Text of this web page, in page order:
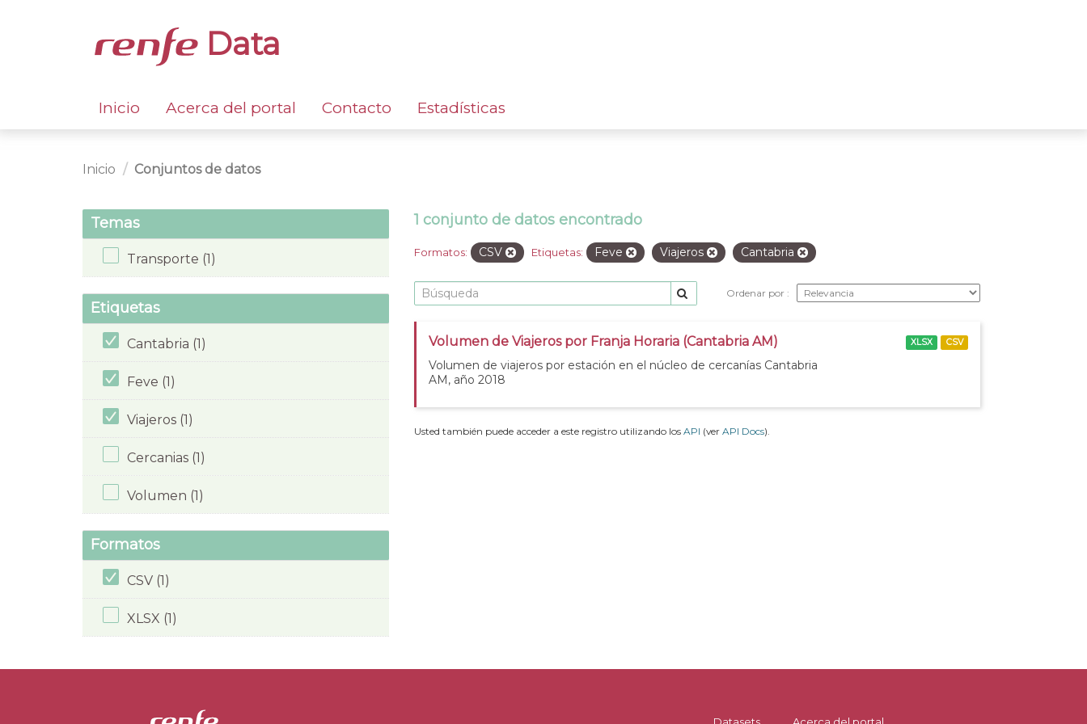
Data
Inicio Acerca del portal Contacto Estadísticas
Inicio Conjuntos de datos
Temas
Transporte (1)
Etiquetas
Cantabria (1)
Feve (1)
Viajeros (1)
Cercanias (1)
Volumen (1)
Formatos
CSV (1)
XLSX (1)
1 conjunto de datos encontrado
Formatos: CSV Etiquetas: Feve Viajeros Cantabria
Ordenar por
Volumen de Viajeros por Franja Horaria (Cantabria AM)
Volumen de viajeros por estación en el núcleo de cercanías Cantabria
AM, año 2018
XLSX CSV
Usted también puede acceder a este registro utilizando los API (ver API Docs).
Datasets Acerca del portal